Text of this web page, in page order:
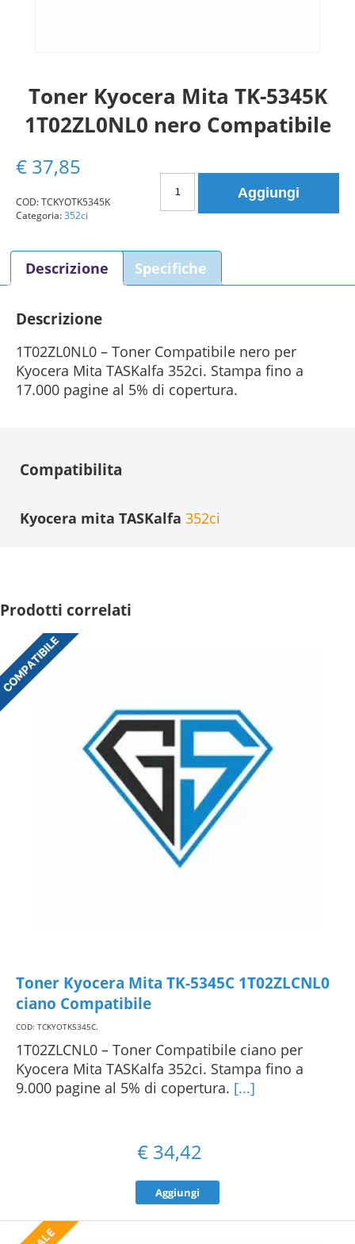
Toner Kyocera Mita TK-5345K
1T02ZL0NL0 nero Compatibile
€ 37,85
Kyocera
5345K
1T02ZL0NL0
Aggiungi
COD:TCKYOTK5345K
Categoria:352ci
Descrizione Specifiche
Descrizione
1T02ZL0NL0 – Toner Compatibile nero per
Kyocera Mita TASKalfa 352ci. Stampa fino a
17.000 pagine al 5% di copertura.
Compatibilita
Kyocera mita TASKalfa 352ci
Prodotti correlati
Toner Kyocera Mita TK-5345C 1T02ZLCNL0
ciano Compatibile
COD: TCKYOTK5345C.
1T02ZLCNL0 – Toner Compatibile ciano per
Kyocera Mita TASKalfa 352ci. Stampa fino a
9.000 pagine al 5% di copertura. [...]
€ 34,42
Aggiungi